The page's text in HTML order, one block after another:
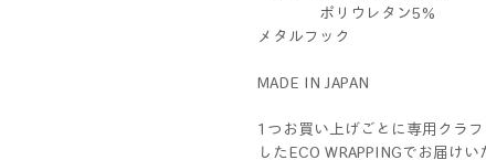
ポリウレタン5%
メタルフック
MADE IN JAPAN
1つお買い上げごとに専用クラ
したECO WRAPPINGでお届け